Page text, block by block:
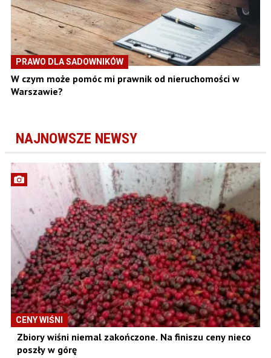
PRAWO DLA SADOWNIKÓW
W czym może pomóc mi prawnik od nieruchomości w
Warszawie?
NAJNOWSZE NEWSY
CENY WIŚNI
Zbiory wiśni niemal zakończone. Na finiszu ceny nieco
poszły w górę